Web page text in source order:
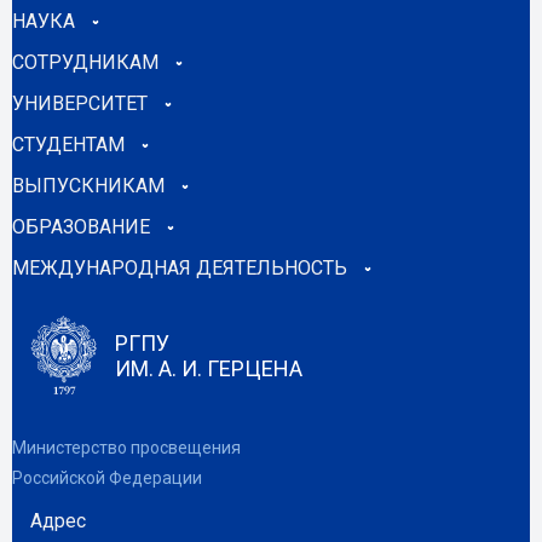
НАУКА
СОТРУДНИКАМ
УНИВЕРСИТЕТ
СТУДЕНТАМ
ВЫПУСКНИКАМ
ОБРАЗОВАНИЕ
МЕЖДУНАРОДНАЯ ДЕЯТЕЛЬНОСТЬ
РГПУ
ИМ. А. И. ГЕРЦЕНА
Министерство просвещения
Российской Федерации
Адрес